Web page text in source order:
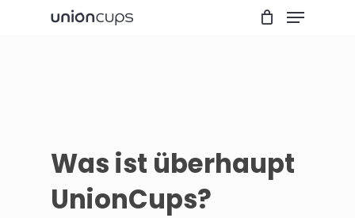
Menu
Was ist überhaupt
UnionCups?